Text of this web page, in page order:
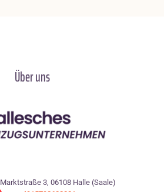
Über uns
3, 06108 Halle (Saale)